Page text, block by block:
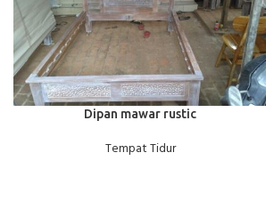
BACA SELENGKAPNYADipan mawar rustic
Tempat Tidur